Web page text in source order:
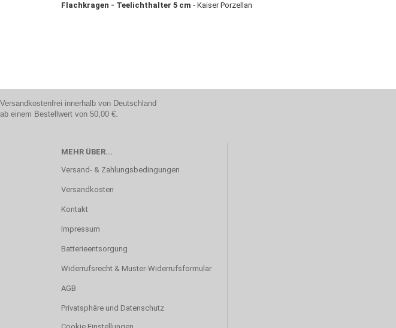
Flachkragen - Teelichthalter 5 cm - Kaiser Porzellan
Versandkostenfrei innerhalb von Deutschland
ab einem Bestellwert von 50,00 €.
MEHR ÜBER...
Versand- & Zahlungsbedingungen
Versandkosten
Kontakt
Impressum
Batterieentsorgung
Widerrufsrecht & Muster-Widerrufsformular
AGB
Privatsphäre und Datenschutz